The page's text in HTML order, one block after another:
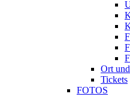
Ort
Tickets
FOTOS